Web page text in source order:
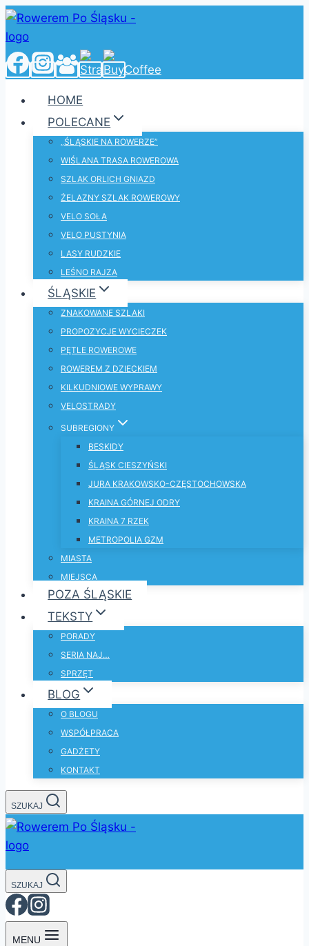
Przejdź
do
treści
HOME
POLECANE
„ŚLĄSKIE NA ROWERZE”
WIŚLANA TRASA ROWEROWA
SZLAK ORLICH GNIAZD
ŻELAZNY SZLAK ROWEROWY
VELO SOŁA
VELO PUSTYNIA
LASY RUDZKIE
LEŚNO RAJZA
ŚLĄSKIE
ZNAKOWANE SZLAKI
PROPOZYCJE WYCIECZEK
PĘTLE ROWEROWE
ROWEREM Z DZIECKIEM
KILKUDNIOWE WYPRAWY
VELOSTRADY
SUBREGIONY
BESKIDY
ŚLĄSK CIESZYŃSKI
JURA KRAKOWSKO-CZĘSTOCHOWSKA
KRAINA GÓRNEJ ODRY
KRAINA 7 RZEK
METROPOLIA GZM
MIASTA
MIEJSCA
POZA ŚLĄSKIE
TEKSTY
PORADY
SERIA NAJ…
SPRZĘT
BLOG
O BLOGU
WSPÓŁPRACA
GADŻETY
KONTAKT
SZUKAJ
SZUKAJ
MENU